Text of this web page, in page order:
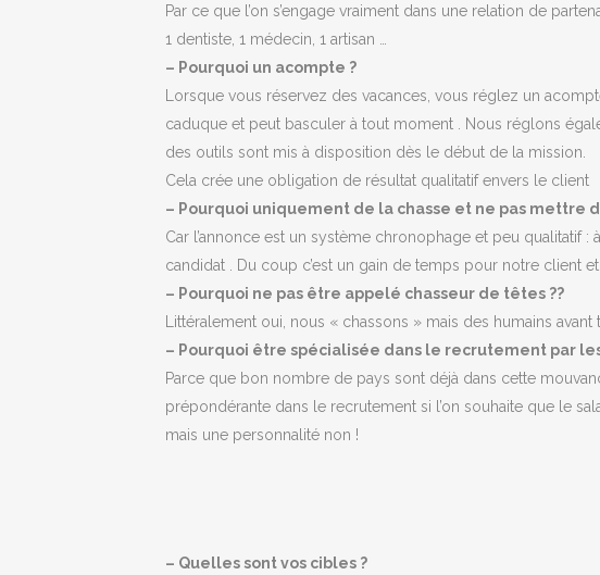
Par ce que l’on s’engage vraiment dans une relation de
1 dentiste, 1 médecin, 1 artisan …
– Pourquoi un acompte ?
Lorsque vous réservez des vacances, vous réglez un
caduque et peut basculer à tout moment . Nous réglons
des outils sont mis à disposition dès le début de la mission.
Cela crée une obligation de résultat qualitatif envers le client
– Pourquoi uniquement de la chasse et ne pas mettre
Car l’annonce est un système chronophage et peu qualitatif
candidat . Du coup c’est un gain de temps pour notre client
– Pourquoi ne pas être appelé chasseur de têtes ??
Littéralement oui, nous « chassons » mais des humains
– Pourquoi être spécialisée dans le recrutement par
Parce que bon nombre de pays sont déjà dans cette
prépondérante dans le recrutement si l’on souhaite que le
mais une personnalité non !
– Quelles sont vos cibles ?